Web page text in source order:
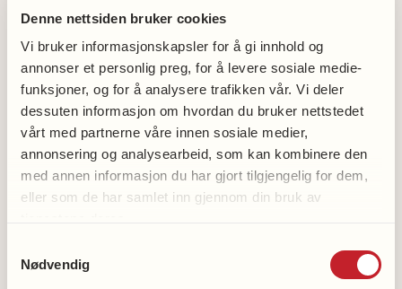
Denne nettsiden bruker cookies
Vi bruker informasjonskapsler for å gi innhold og
annonser et personlig preg, for å levere sosiale medie-
funksjoner, og for å analysere trafikken vår. Vi deler
dessuten informasjon om hvordan du bruker nettstedet
vårt med partnerne våre innen sosiale medier,
annonsering og analysearbeid, som kan kombinere den
med annen informasjon du har gjort tilgjengelig for dem,
eller som de har samlet inn gjennom din bruk av
Nødvendig
varierer ofte ut fra kommunens behov og
demografiske forhold. I noen mindre
kommuner kan det være kun én
demenskoordinator uten et team. Uavhengig
av organisering bør alle personer med demens
ha en fast kontaktperson å forholde seg til.
Dette gir kontinuitet, forutsigbarhet og
trygghet.
demenskoordinatoren fungerer som denne